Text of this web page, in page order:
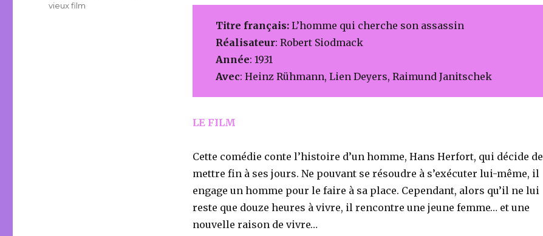
Titre français:L’homme qui cherche son assassin
Réalisateur: Robert Siodmack
Année: 1931
Avec: Heinz Rühmann, Lien Deyers, Raimund Janitschek
LE FILM
Cette comédie conte l’histoire d’un homme, Hans Herfort, qui décide de
mettre fin à ses jours. Ne pouvant se résoudre à s’exécuter lui-même, il
engage un homme pour le faire à sa place. Cependant, alors qu’il ne lui
reste que douze heures à vivre, il rencontre une jeune femme… et une
nouvelle raison de vivre…
vieux film